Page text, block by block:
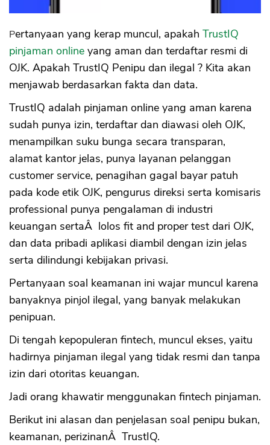
Pertanyaan yang kerap muncul, apakah TrustIQ
pinjaman online yang aman dan terdaftar resmi di
OJK. Apakah TrustIQ Penipu dan ilegal ? Kita akan
menjawab berdasarkan fakta dan data.
TrustIQ adalah pinjaman online yang aman karena
sudah punya izin, terdaftar dan diawasi oleh OJK,
menampilkan suku bunga secara transparan,
alamat kantor jelas, punya layanan pelanggan
customer service, penagihan gagal bayar patuh
pada kode etik OJK, pengurus direksi serta komisaris
professional punya pengalaman di industri
keuangan sertaÂ lolos fit and proper test dari OJK,
dan data pribadi aplikasi diambil dengan izin jelas
serta dilindungi kebijakan privasi.
Pertanyaan soal keamanan ini wajar muncul karena
banyaknya pinjol ilegal, yang banyak melakukan
penipuan.
Di tengah kepopuleran fintech, muncul ekses, yaitu
hadirnya pinjaman ilegal yang tidak resmi dan tanpa
izin dari otoritas keuangan.
Jadi orang khawatir menggunakan fintech pinjaman.
Berikut ini alasan dan penjelasan soal penipu bukan,
keamanan, perizinanÂ TrustIQ.